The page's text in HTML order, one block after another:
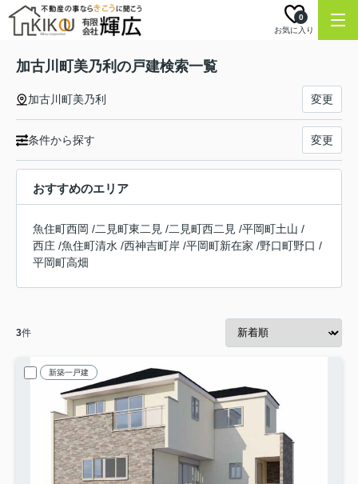
お気に入り
0
加古川町美乃利の戸建検索一覧
加古川町美乃利 変更
条件から探す 変更
おすすめのエリア
魚住町西岡 /二見町東二見 /二見町西二見 /平岡町土山 /
西庄 /魚住町清水 /西神吉町岸 /平岡町新在家 /野口町野口 /
平岡町高畑
3件
新築一戸建